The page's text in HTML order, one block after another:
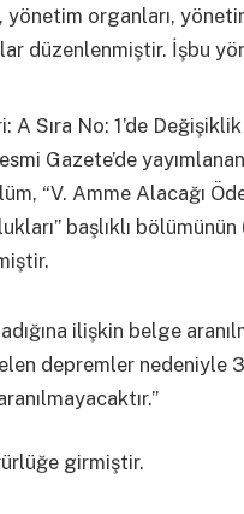
organları,
düzenlenmiştir. İşbu
Sıra No: 1’de
Gazete’de
“V. Amme Alacağı
başlıklı
ilişkin belge
depremler nedeniyle
girmiştir.